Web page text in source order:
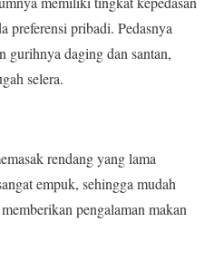
preferensi pribadi. Pedasnya
gurihnya daging dan santan,
selera.
rendang yang lama
empuk, sehingga mudah
pengalaman makan